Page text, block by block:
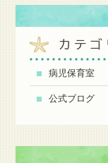
カテゴ
病児保育室
公式ブログ